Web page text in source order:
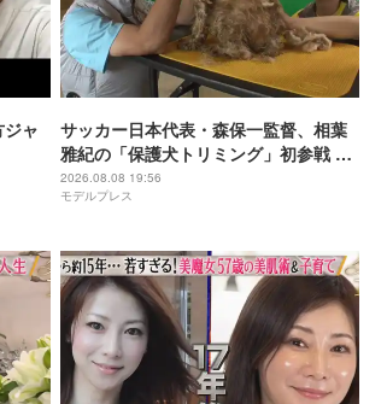
ャ
サッカー日本代表・森保一監督、相葉
雅紀の「保護犬トリミング」初参戦 ド
リームチームで心込めて挑む【24時間
テレビ49】
2026.08.08 19:56
モデルプレス